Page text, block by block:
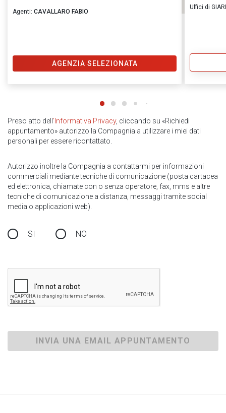
Agenti: CAVALLARO FABIO
AGENZIA SELEZIONATA
Uffici di
Preso atto dell ’Informativa Privacy, cliccando su «Richiedi
appuntamento» autorizzo la Compagnia a utilizzare i miei dati
personali per essere ricontattato.
Autorizzo inoltre la Compagnia a contattarmi per informazioni
commerciali mediante tecniche di comunicazione (posta cartacea
ed elettronica, chiamate con o senza operatore, fax, mms e altre
tecniche di comunicazione a distanza, messaggi tramite social
media o applicazioni web).
SI NO
INVIA UNA EMAIL APPUNTAMENTO